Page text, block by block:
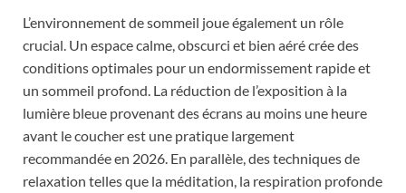
L’environnement de sommeil joue également un rôle
crucial. Un espace calme, obscurci et bien aéré crée des
conditions optimales pour un endormissement rapide et
un sommeil profond. La réduction de l’exposition à la
lumière bleue provenant des écrans au moins une heure
avant le coucher est une pratique largement
recommandée en 2026. En parallèle, des techniques de
relaxation telles que la méditation, la respiration profonde